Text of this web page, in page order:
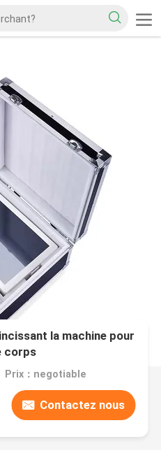
la machine pour
corps
Prix：negotiable
Contactez nous